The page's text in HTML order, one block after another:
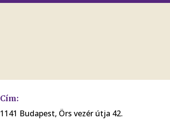
Cím:
1141 Budapest, Örs vezér útja 42.